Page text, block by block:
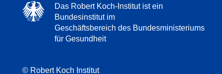
Das Robert Koch-Institut ist ein
Bundesinstitut im
Geschäftsbereich des Bundesministeriums
für Gesundheit
© Robert Koch Institut